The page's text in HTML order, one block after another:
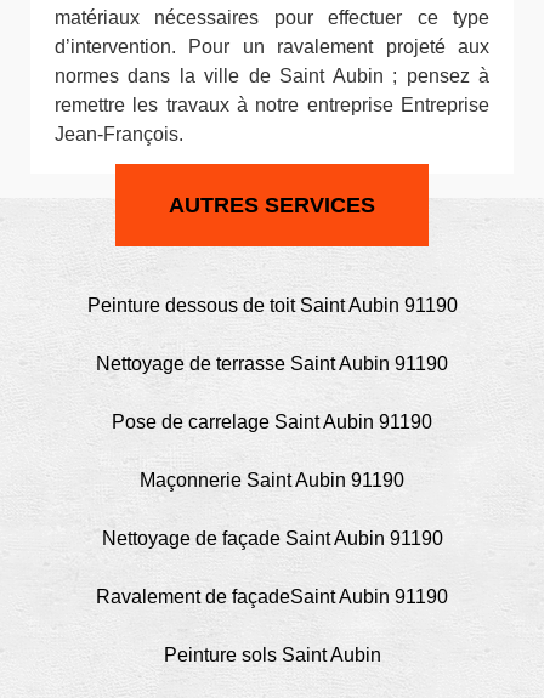
matériaux nécessaires pour effectuer ce type
d’intervention. Pour un ravalement projeté aux
normes dans la ville de Saint Aubin ; pensez à
remettre les travaux à notre entreprise Entreprise
Jean-François.
AUTRES SERVICES
Peinture dessous de toit Saint Aubin 91190
Nettoyage de terrasse Saint Aubin 91190
Pose de carrelage Saint Aubin 91190
Maçonnerie Saint Aubin 91190
Nettoyage de façade Saint Aubin 91190
Ravalement de façadeSaint Aubin 91190
Peinture sols Saint Aubin